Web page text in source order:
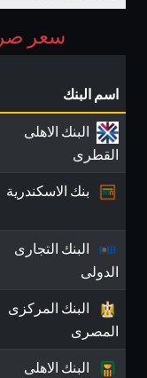
سعر
اسم البنك
البنك الاهلى
القطرى
بنك الاسكندرية
البنك التجارى
الدولى
البنك المركزى
المصرى
البنك الاهلى